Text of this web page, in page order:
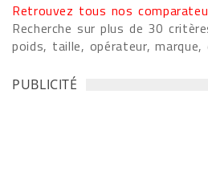
Retrouvez tous nos
Recherche sur plus de 30
poids, taille, opérateur, marque,
PUBLICITÉ